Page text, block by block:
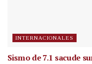
INTERNACIONALES
Sismo de 7.1 sacude